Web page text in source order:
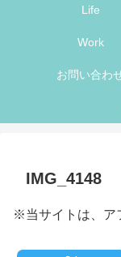
Life
Work
お問い合わ
IMG_4148
※当サイトは、ア